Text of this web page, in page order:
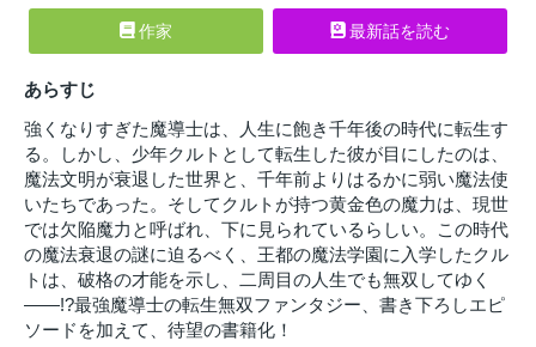
作家 最新話を読む
あらすじ
強くなりすぎた魔導士は、人生に飽き千年後の時代に転生す
る。しかし、少年クルトとして転生した彼が目にしたのは、
魔法文明が衰退した世界と、千年前よりはるかに弱い魔法使
いたちであった。そしてクルトが持つ黄金色の魔力は、現世
では欠陥魔力と呼ばれ、下に見られているらしい。この時代
の魔法衰退の謎に迫るべく、王都の魔法学園に入学したクル
トは、破格の才能を示し、二周目の人生でも無双してゆく
――!?最強魔導士の転生無双ファンタジー、書き下ろしエピ
ソードを加えて、待望の書籍化！